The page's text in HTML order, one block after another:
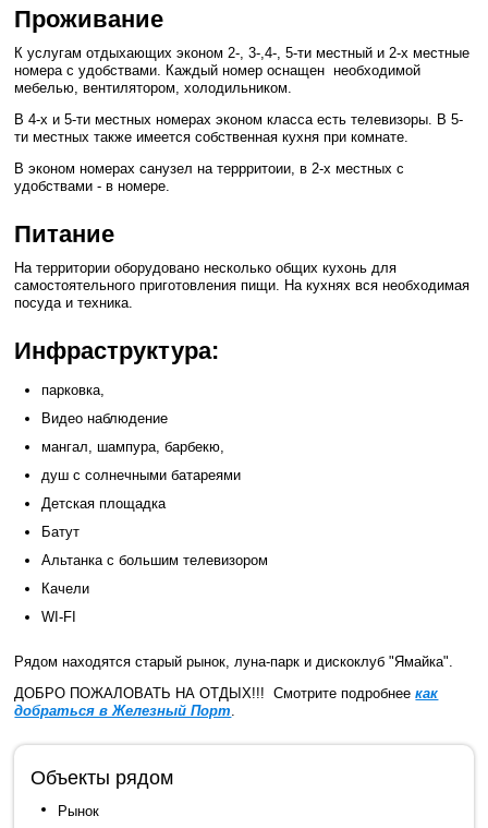
Проживание
К услугам отдыхающих эконом 2-, 3-,4-, 5-ти местный и 2-х местные
номера с удобствами. Каждый номер оснащен необходимой
мебелью, вентилятором, холодильником.
В 4-х и 5-ти местных номерах эконом класса есть телевизоры. В 5-
ти местных также имеется собственная кухня при комнате.
В эконом номерах санузел на террритоии, в 2-х местных с
удобствами - в номере.
Питание
На территории оборудовано несколько общих кухонь для
самостоятельного приготовления пищи. На кухнях вся необходимая
посуда и техника.
Инфраструктура:
парковка,
Видео наблюдение
мангал, шампура, барбекю,
душ с солнечными батареями
Детская площадка
Батут
Альтанка с большим телевизором
Качели
WI-FI
Рядом находятся старый рынок, луна-парк и дискоклуб "Ямайка".
ДОБРО ПОЖАЛОВАТЬ НА ОТДЫХ!!! Смотрите подробнеекак
добраться в Железный Порт
Объекты рядом
Рынок